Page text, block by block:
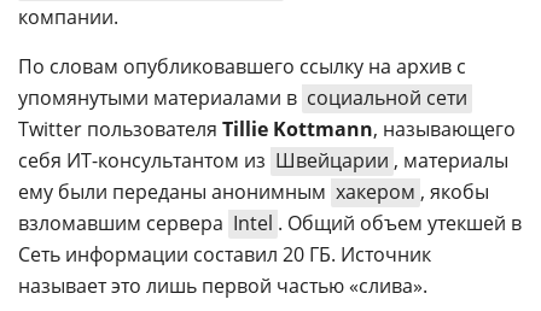
компании.
По словам опубликовавшего ссылку на архив с
упомянутыми материалами в социальной сети
Twitter пользователя Tillie Kottmann, называющего
себя ИТ-консультантом из Швейцарии , материалы
ему были переданы анонимным хакером , якобы
взломавшим сервера Intel . Общий объем утекшей в
Сеть информации составил 20 ГБ. Источник
называет это лишь первой частью «слива».